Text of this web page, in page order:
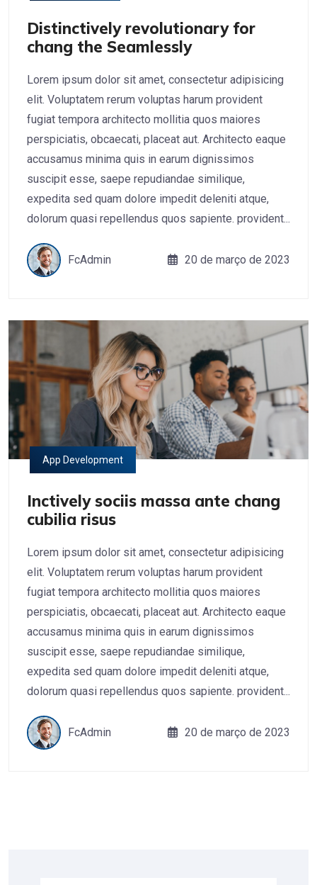
Distinctively revolutionary for
chang the Seamlessly
Lorem ipsum dolor sit amet, consectetur adipisicing
elit. Voluptatem rerum voluptas harum provident
fugiat tempora architecto mollitia quos maiores
perspiciatis, obcaecati, placeat aut. Architecto eaque
accusamus minima quis in earum dignissimos
suscipit esse, saepe repudiandae similique,
expedita sed quam dolore impedit deleniti atque,
dolorum quasi repellendus quos sapiente. provident...
FcAdmin 20 de março de 2023
App Development
Inctively sociis massa ante chang
cubilia risus
Lorem ipsum dolor sit amet, consectetur adipisicing
elit. Voluptatem rerum voluptas harum provident
fugiat tempora architecto mollitia quos maiores
perspiciatis, obcaecati, placeat aut. Architecto eaque
accusamus minima quis in earum dignissimos
suscipit esse, saepe repudiandae similique,
expedita sed quam dolore impedit deleniti atque,
dolorum quasi repellendus quos sapiente. provident...
FcAdmin 20 de março de 2023